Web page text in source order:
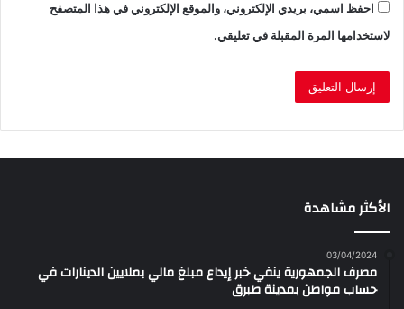
احفظ اسمي، بريدي الإلكتروني، والموقع الإلكتروني في هذا المتصفح
لاستخدامها المرة المقبلة في تعليقي.
الأكثر مشاهدة
03/04/2024
مصرف الجمهورية ينفي خبر إيداع مبلغ مالي بملايين الدينارات في
حساب مواطن بمدينة طبرق